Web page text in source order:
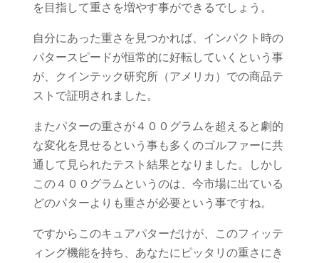
を目指して重さを増やす事ができるでしょう。
自分にあった重さを見つかれば、インパクト時の
パタースピードが恒常的に好転していくという事
が、クインテック研究所（アメリカ）での商品テ
ストで証明されました。
またパターの重さが４００グラムを超えると劇的
な変化を見せるという事も多くのゴルファーに共
通して見られたテスト結果となりました。しかし
この４００グラムというのは、今市場に出ている
どのパターよりも重さが必要という事ですね。
ですからこのキュアパターだけが、このフィッテ
ィング機能を持ち、あなたにピッタリの重さにき